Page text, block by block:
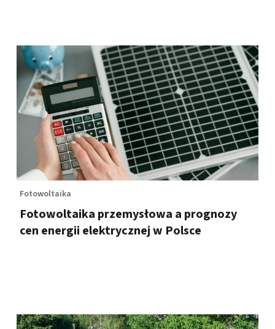
Fotowoltaika
Fotowoltaika przemysłowa a prognozy
cen energii elektrycznej w Polsce